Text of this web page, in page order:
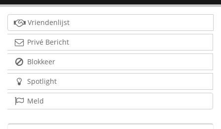
Vriendenlijst
Privé Bericht
Blokkeer
Spotlight
Meld